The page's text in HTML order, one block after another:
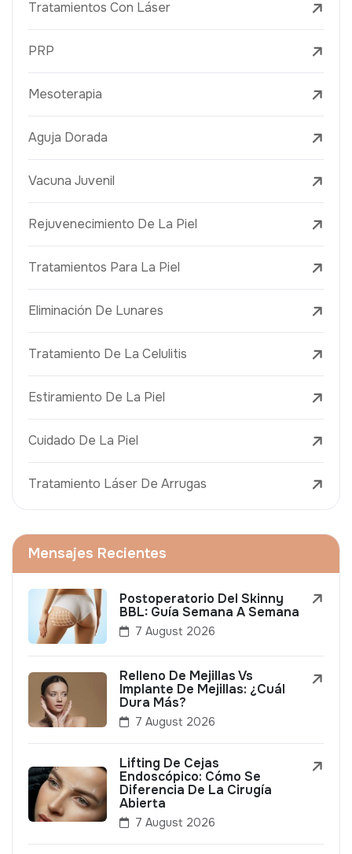
Tratamientos Con Láser
PRP
Mesoterapia
Aguja Dorada
Vacuna Juvenil
Rejuvenecimiento De La Piel
Tratamientos Para La Piel
Eliminación De Lunares
Tratamiento De La Celulitis
Estiramiento De La Piel
Cuidado De La Piel
Tratamiento Láser De Arrugas
Mensajes Recientes
Postoperatorio Del Skinny
BBL: Guía Semana A Semana
7 August 2026
Relleno De Mejillas Vs
Implante De Mejillas: ¿Cuál
Dura Más?
7 August 2026
Lifting De Cejas
Endoscópico: Cómo Se
Diferencia De La Cirugía
Abierta
7 August 2026